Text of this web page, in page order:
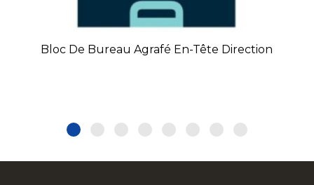
Bloc De Bureau Agrafé En-Tête Direction